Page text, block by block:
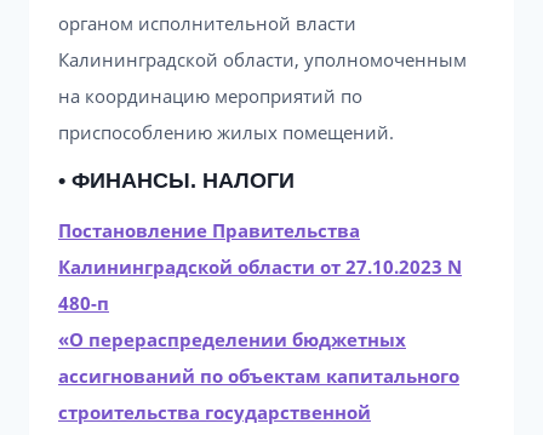
органом исполнительной власти
Калининградской области, уполномоченным
на координацию мероприятий по
приспособлению жилых помещений.
• ФИНАНСЫ. НАЛОГИ
Постановление Правительства
Калининградской области от 27.10.2023 N
480-п
«О перераспределении бюджетных
ассигнований по объектам капитального
строительства государственной